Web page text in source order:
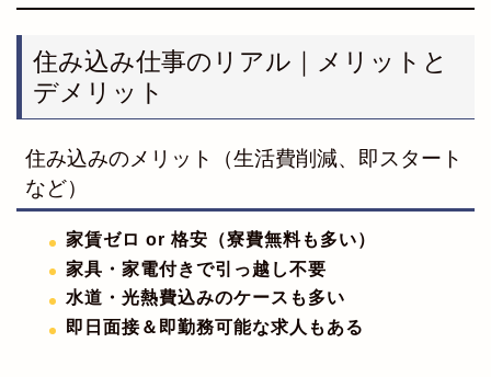
住み込み仕事のリアル｜メリットと
デメリット
住み込みのメリット（生活費削減、即スタート
など）
家賃ゼロ or 格安（寮費無料も多い）
家具・家電付きで引っ越し不要
水道・光熱費込みのケースも多い
即日面接＆即勤務可能な求人もある